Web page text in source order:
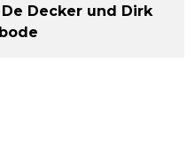
Decker und Dirk